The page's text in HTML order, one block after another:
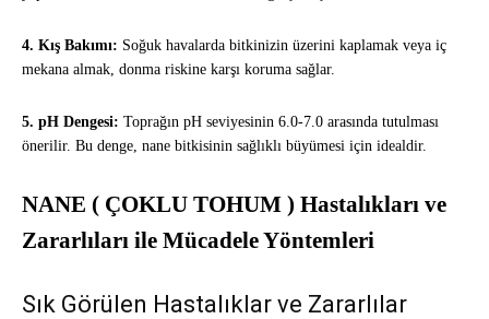
4. Kış Bakımı: Soğuk havalarda bitkinizin üzerini kaplamak veya iç
mekana almak, donma riskine karşı koruma sağlar.
5. pH Dengesi: Toprağın pH seviyesinin 6.0-7.0 arasında tutulması
önerilir. Bu denge, nane bitkisinin sağlıklı büyümesi için idealdir.
NANE ( ÇOKLU TOHUM ) Hastalıkları ve
Zararlıları ile Mücadele Yöntemleri
Sık Görülen Hastalıklar ve Zararlılar